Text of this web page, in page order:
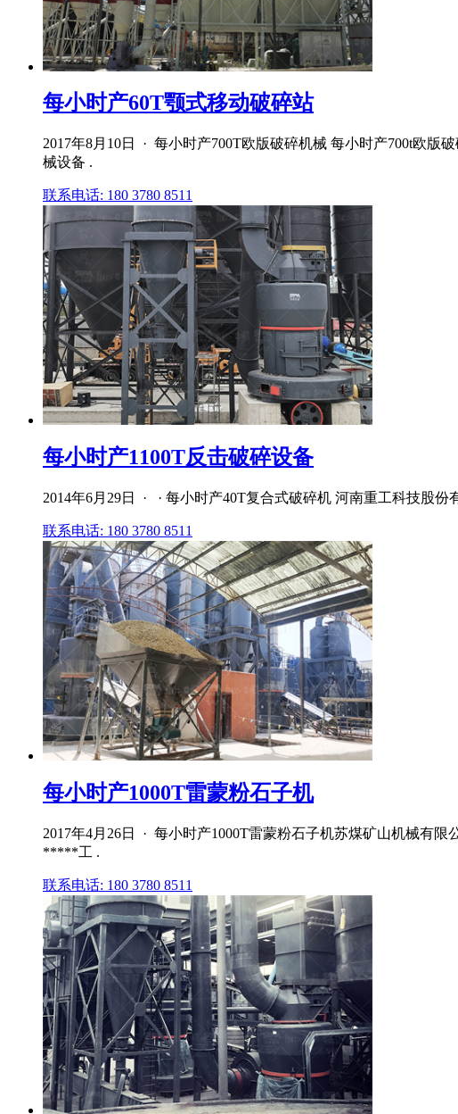
每小时产60T颚式移动破碎站
2017年8月10日 · 每小时产700T欧版破碎机械 每小时产700t欧版
械设备 .
联系电话: 180 3780 8511
每小时产1100T反击破碎设备
2014年6月29日 · · 每小时产40T复合式破碎机 河南重工科技股
联系电话: 180 3780 8511
每小时产1000T雷蒙粉石子机
2017年4月26日 · 每小时产1000T雷蒙粉石子机苏煤矿山机械有
*****工 .
联系电话: 180 3780 8511